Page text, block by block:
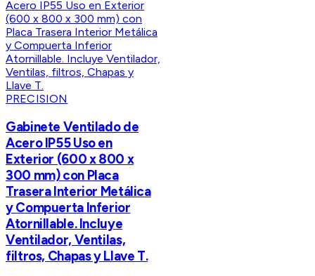
PRECISION
Gabinete Ventilado de
Acero IP55 Uso en
Exterior (600 x 800 x
300 mm) con Placa
Trasera Interior Metálica
y Compuerta Inferior
Atornillable. Incluye
Ventilador, Ventilas,
filtros, Chapas y Llave T.